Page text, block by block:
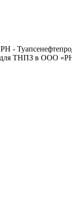
для ТНПЗ в ООО